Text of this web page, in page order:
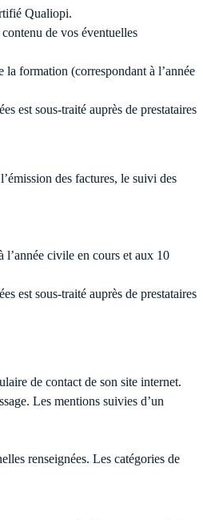
Qualiopi.
de vos éventuelles
formation (correspondant à l’année
est sous-traité auprès de prestataires
des factures, le suivi des
l’année civile en cours et aux 10
est sous-traité auprès de prestataires
de contact de son site internet.
Les mentions suivies d’un
renseignées. Les catégories de